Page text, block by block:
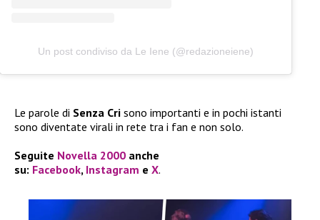
Un post condiviso da Le Iene (@redazioneiene)
Le parole di Senza Cri sono importanti e in pochi istanti
sono diventate virali in rete tra i fan e non solo.
Seguite Novella 2000 anche
su: Facebook, Instagram e X.